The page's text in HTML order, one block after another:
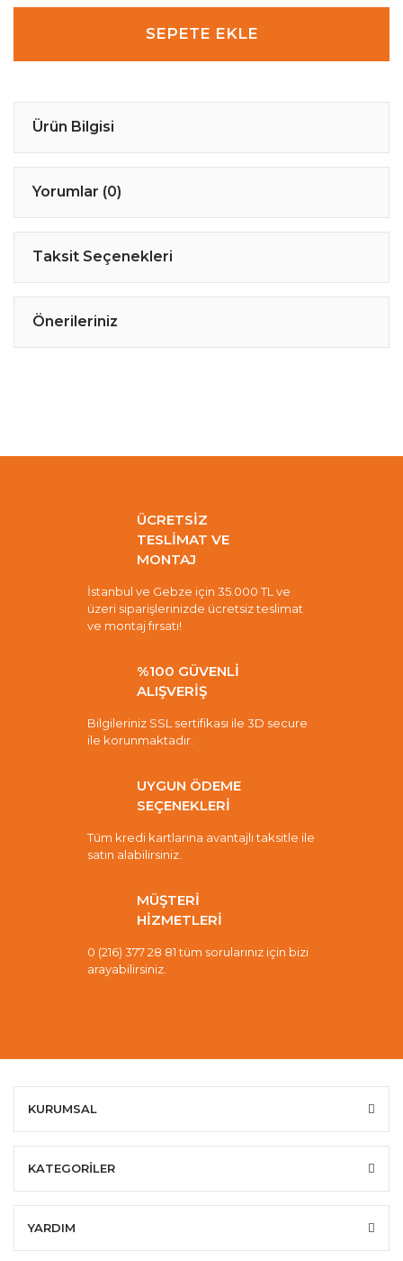
SEPETE EKLE
Ürün Bilgisi
Yorumlar (0)
Taksit Seçenekleri
Önerileriniz
ÜCRETSİZ
TESLİMAT VE
MONTAJ
İstanbul ve Gebze için 35.000 TL ve
üzeri siparişlerinizde ücretsiz teslimat
ve montaj fırsatı!
%100 GÜVENLİ
ALIŞVERİŞ
Bilgileriniz SSL sertifikası ile 3D secure
ile korunmaktadır.
UYGUN ÖDEME
SEÇENEKLERİ
Tüm kredi kartlarına avantajlı taksitle ile
satın alabilirsiniz.
MÜŞTERİ
HİZMETLERİ
0 (216) 377 28 81 tüm sorularınız için bizi
arayabilirsiniz.
KURUMSAL
KATEGORİLER
YARDIM